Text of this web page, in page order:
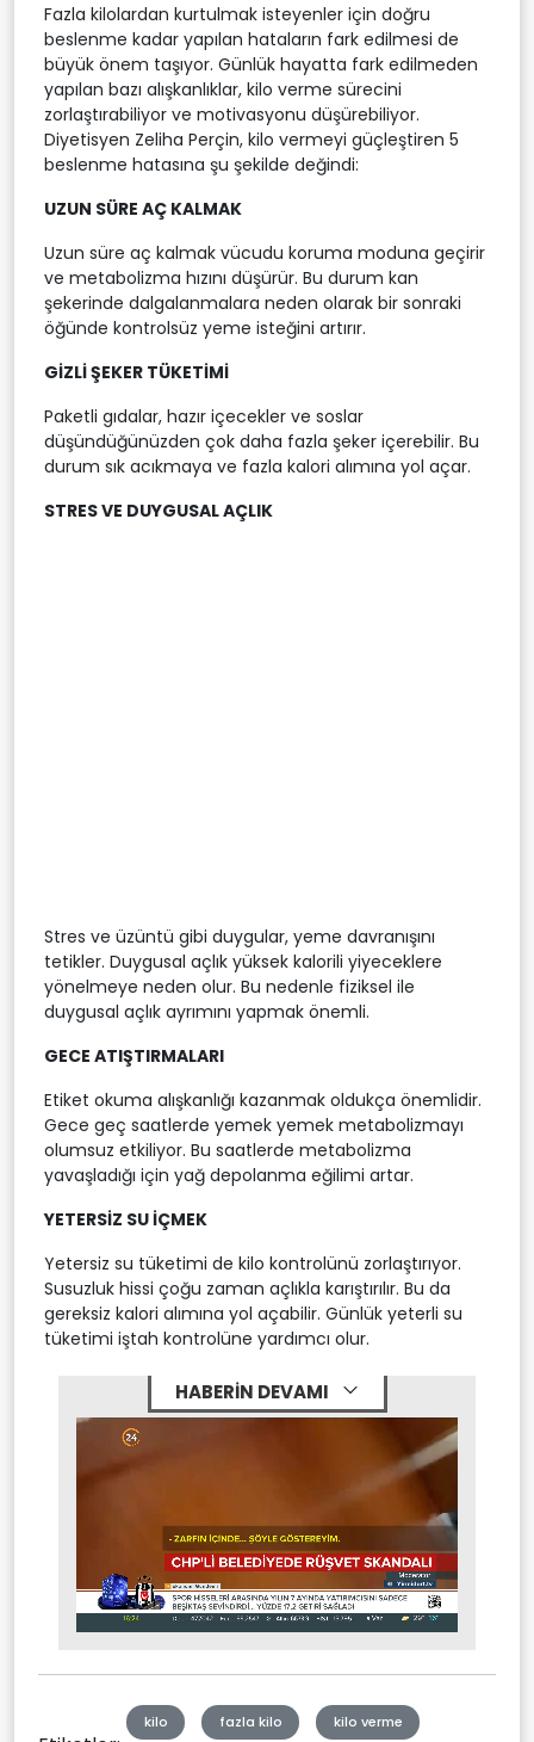
Fazla kilolardan kurtulmak isteyenler için doğru
beslenme kadar yapılan hataların fark edilmesi de
büyük önem taşıyor. Günlük hayatta fark edilmeden
yapılan bazı alışkanlıklar, kilo verme sürecini
zorlaştırabiliyor ve motivasyonu düşürebiliyor.
Diyetisyen Zeliha Perçin, kilo vermeyi güçleştiren 5
beslenme hatasına şu şekilde değindi:
UZUN SÜRE AÇ KALMAK
Uzun süre aç kalmak vücudu koruma moduna geçirir
ve metabolizma hızını düşürür. Bu durum kan
şekerinde dalgalanmalara neden olarak bir sonraki
öğünde kontrolsüz yeme isteğini artırır.
GİZLİ ŞEKER TÜKETİMİ
Paketli gıdalar, hazır içecekler ve soslar
düşündüğünüzden çok daha fazla şeker içerebilir. Bu
durum sık acıkmaya ve fazla kalori alımına yol açar.
STRES VE DUYGUSAL AÇLIK
Stres ve üzüntü gibi duygular, yeme davranışını
tetikler. Duygusal açlık yüksek kalorili yiyeceklere
yönelmeye neden olur. Bu nedenle fiziksel ile
duygusal açlık ayrımını yapmak önemli.
GECE ATIŞTIRMALARI
Etiket okuma alışkanlığı kazanmak oldukça önemlidir.
Gece geç saatlerde yemek yemek metabolizmayı
olumsuz etkiliyor. Bu saatlerde metabolizma
yavaşladığı için yağ depolanma eğilimi artar.
YETERSİZ SU İÇMEK
Yetersiz su tüketimi de kilo kontrolünü zorlaştırıyor.
Susuzluk hissi çoğu zaman açlıkla karıştırılır. Bu da
gereksiz kalori alımına yol açabilir. Günlük yeterli su
tüketimi iştah kontrolüne yardımcı olur.
HABERİN DEVAMI
Mute Stream
kilo fazla kilo kilo verme